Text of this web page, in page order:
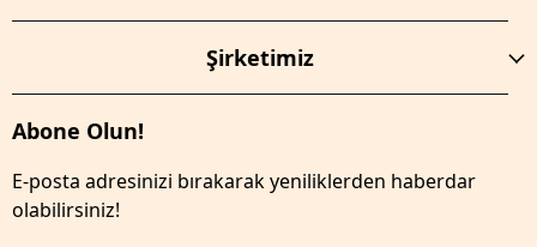
Şirketimiz
Abone Olun!
E-posta adresinizi bırakarak yeniliklerden haberdar
olabilirsiniz!